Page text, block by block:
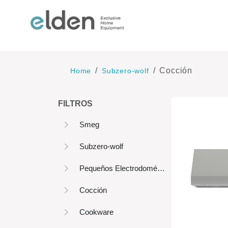
Home Subzero-wolf Cocción
FILTROS
Smeg
Subzero-wolf
Pequeños Electrodomésticos
Cocción
Cookware